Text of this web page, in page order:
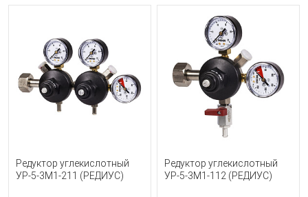
Редуктор углекислотный
УР-5-3М1-211 (РЕДИУС)
Редуктор углекислотный
УР-5-3М1-112 (РЕДИУС)